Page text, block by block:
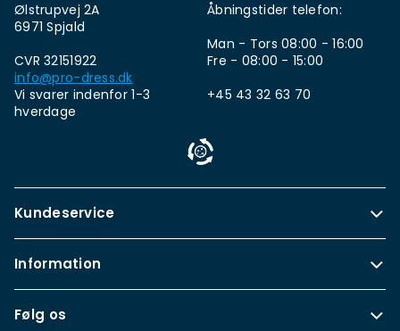
Ølstrupvej 2A
6971 Spjald
CVR 32151922
info@pro-dress.dk
Vi svarer indenfor 1-3
hverdage
Åbningstider telefon:
Man - Tors 08:00 - 16:00
Fre - 08:00 - 15:00
+45 43 32 63 70
Kundeservice
Information
Følg os